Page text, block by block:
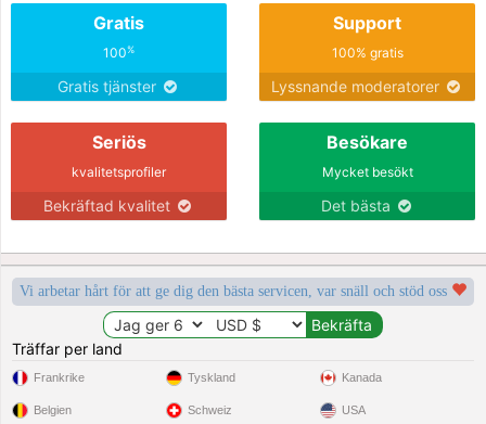
Gratis
100%
Gratis tjänster
Support
100% gratis
Lyssnande moderatorer
Seriös
kvalitetsprofiler
Bekräftad kvalitet
Besökare
Mycket besökt
Det bästa
Vi arbetar hårt för att ge dig den bästa servicen, var snäll och stöd oss
Träffar per land
Frankrike
Belgien
Tyskland
Schweiz
Kanada
USA